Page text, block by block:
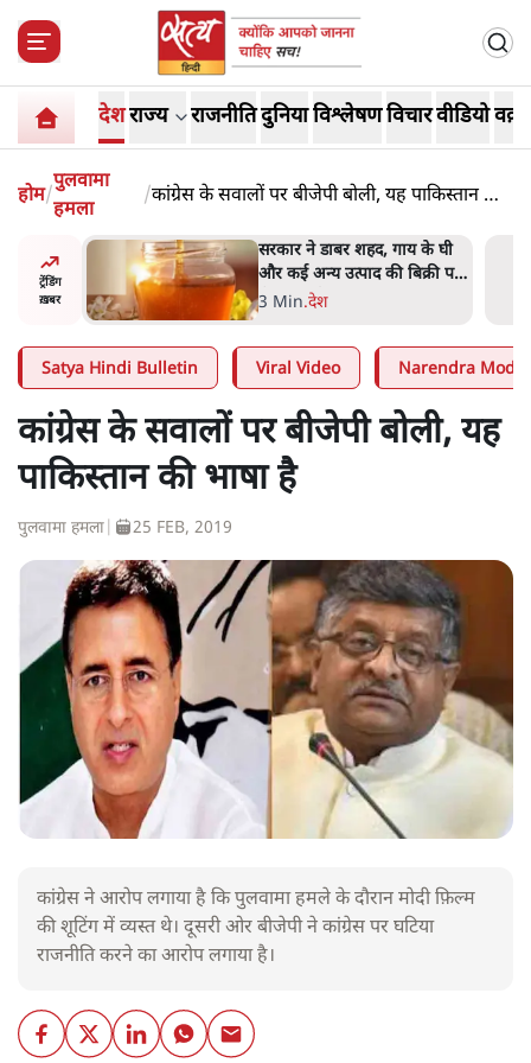
देशराज्य राजनीतिदुनियाविश्लेषणविचारवीडियो
होम/
पुलवामा
हमला
/कांग्रेस के सवालों पर बीजेपी बोली, यह पाकिस्तान की
ट्रेंडिंग
ख़बर
सरकार ने डाबर शहद, गाय के घी
और कई अन्य उत्पाद की बिक्री पर
रोक लगाई
3 Min.देश
Satya Hindi Bulletin Viral Video Narendra Modi
कांग्रेस के सवालों पर बीजेपी बोली, यह
पाकिस्तान की भाषा है
पुलवामा हमला 25 FEB, 2019
कांग्रेस ने आरोप लगाया है कि पुलवामा हमले के दौरान मोदी फ़िल्म
की शूटिंग में व्यस्त थे। दूसरी ओर बीजेपी ने कांग्रेस पर घटिया
राजनीति करने का आरोप लगाया है।